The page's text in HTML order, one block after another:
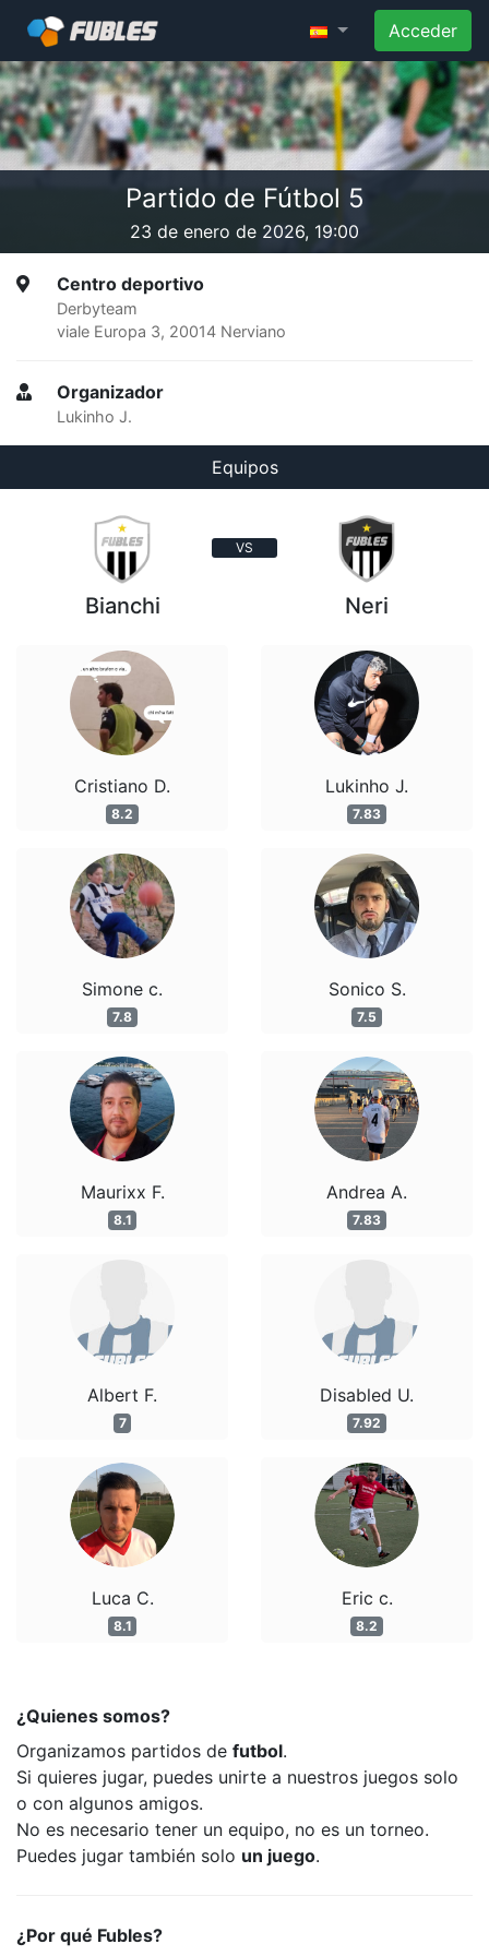
Acceder
Partido de Fútbol 5
23 de enero de 2026, 19:00
Centro deportivo
Derbyteam
viale Europa 3, 20014 Nerviano
Organizador
Lukinho J.
Equipos
VS
Bianchi
Cristiano D.
8.2
Simone c.
7.8
Maurixx F.
8.1
Albert F.
7
Luca C.
8.1
Neri
Lukinho J.
7.83
Sonico S.
7.5
Andrea A.
7.83
Disabled U.
7.92
Eric c.
8.2
¿Quienes somos?
Organizamos partidos de futbol.
Si quieres jugar, puedes unirte a nuestros juegos solo
o con algunos amigos.
No es necesario tener un equipo, no es un torneo.
Puedes jugar también solo un juego.
¿Por qué Fubles?